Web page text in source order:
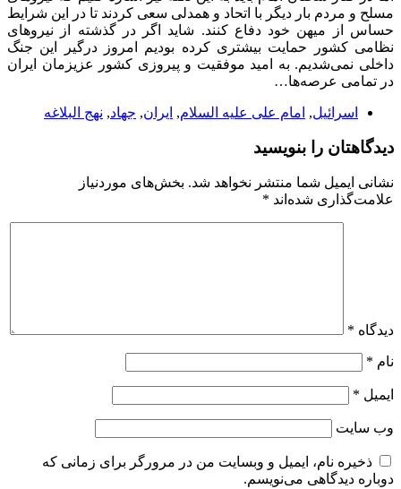
مسلح و مردم بار دیگر با اتحاد و همدلی سعی کردند تا در این شرایط
حساس از میهن خود دفاع کنند. شاید اگر در گذشته از نیروهای
نظامی کشور حمایت بیشتری کرده بودیم امروز درگیر این جنگ
داخلی نمی‌شدیم. به امید موفقیت و پیروزی کشور عزیزمان ایران
در تمامی عرصه‌ها…
اسرائیل, امام علی علیه السلام, ایران, جهاد, نهج البلاغه
دیدگاهتان را بنویسید
نشانی ایمیل شما منتشر نخواهد شد. بخش‌های موردنیاز
علامت‌گذاری شده‌اند *
دیدگاه *
نام *
ایمیل *
وب‌ سایت
ذخیره نام، ایمیل و وبسایت من در مرورگر برای زمانی که
دوباره دیدگاهی می‌نویسم.